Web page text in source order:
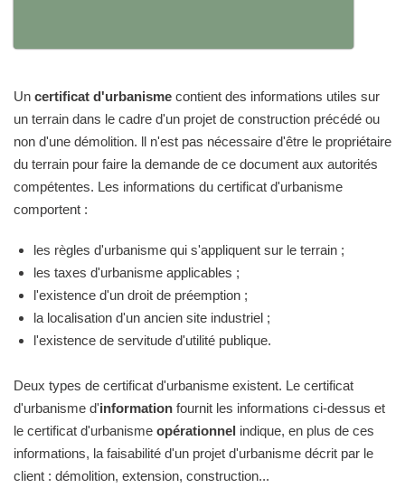
Un certificat d'urbanisme contient des informations utiles sur
un terrain dans le cadre d'un projet de construction précédé ou
non d'une démolition. ll n'est pas nécessaire d'être le propriétaire
du terrain pour faire la demande de ce document aux autorités
compétentes. Les informations du certificat d'urbanisme
comportent :
les règles d'urbanisme qui s'appliquent sur le terrain ;
les taxes d'urbanisme applicables ;
l'existence d'un droit de préemption ;
la localisation d'un ancien site industriel ;
l'existence de servitude d'utilité publique.
Deux types de certificat d'urbanisme existent. Le certificat
d'urbanisme d'information fournit les informations ci-dessus et
le certificat d'urbanisme opérationnel indique, en plus de ces
informations, la faisabilité d'un projet d'urbanisme décrit par le
client : démolition, extension, construction...